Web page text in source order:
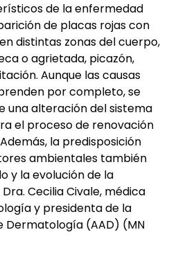
de la enfermedad
de placas rojas con
distintas zonas del cuerpo,
o agrietada, picazón,
Aunque las causas
por completo, se
una alteración del sistema
el proceso de renovación
la predisposición
ambientales también
y la evolución de la
Cecilia Civale, médica
y presidenta de la
Dermatología (AAD) (MN